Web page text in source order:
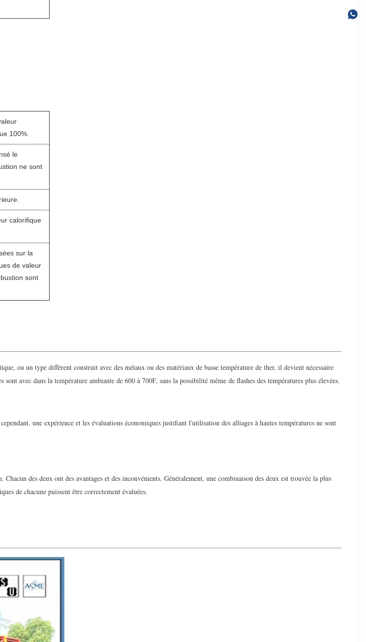
100%.
le
ne sont
calorifique
sur la
de valeur
sont
ou un type différent construit avec des métaux ou des matériaux de basse température de ther, il devient nécessaire
avec dans la température ambiante de 600 à 700F, sans la possibilité même de flashes des températures plus élevées.
une expérience et les évaluations économiques justifiant l'utilisation des alliages à hautes températures ne sont
des deux ont des avantages et des inconvénients. Généralement, une combinaison des deux est trouvée la plus
de chacune puissent être correctement évaluées.